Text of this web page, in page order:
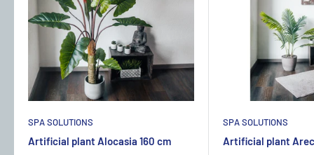
SPA SOLUTIONS
Artificial plant Alocasia 160 cm
SPA SOLUTIONS
Artificial plant